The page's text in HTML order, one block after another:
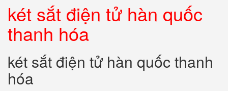
két sắt điện tử hàn quốc
thanh hóa
két sắt điện tử hàn quốc thanh
hóa